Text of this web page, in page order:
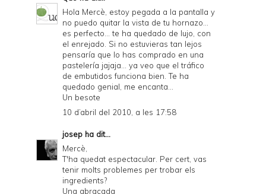
Hola Mercè, estoy pegada a la pantalla y
no puedo quitar la vista de tu hornazo...
es perfecto... te ha quedado de lujo, con
el enrejado. Si no estuvieras tan lejos
pensaría que lo has comprado en una
pastelería jajaja... ya veo que el tráfico
de embutidos funciona bien. Te ha
quedado genial, me encanta...
Un besote
10 d’abril del 2010, a les 17:58
josep ha dit...
Mercè,
T'ha quedat espectacular. Per cert, vas
tenir molts problemes per trobar els
ingredients?
Una abraçada